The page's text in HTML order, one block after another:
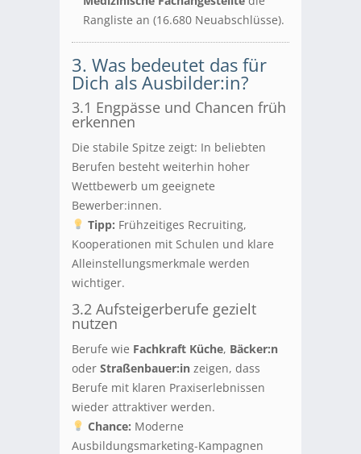
Rangliste an (16.680 Neuabschlüsse).
3. Was bedeutet das für
Dich als Ausbilder:in?
3.1 Engpässe und Chancen früh
erkennen
Die stabile Spitze zeigt: In beliebten
Berufen besteht weiterhin hoher
Wettbewerb um geeignete
Bewerber:innen.
Tipp: Frühzeitiges Recruiting,
Kooperationen mit Schulen und klare
Alleinstellungsmerkmale werden
wichtiger.
3.2 Aufsteigerberufe gezielt
nutzen
Berufe wie Fachkraft Küche, Bäcker:n
oder Straßenbauer:in zeigen, dass
Berufe mit klaren Praxiserlebnissen
wieder attraktiver werden.
Chance: Moderne
Ausbildungsmarketing-Kampagnen